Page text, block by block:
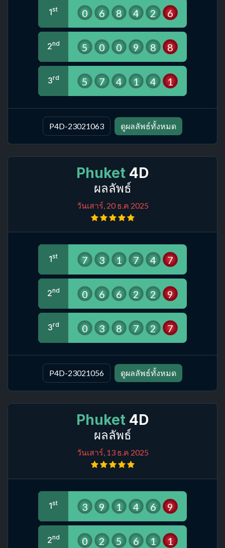
1st 0 6 8 4 2 6
2nd 5 0 0 9 8 8
3rd 5 7 4 1 4 1
P4D-23021063 ดูผลลัพธ์ทั้งหมด
Phuket 4D
ผลลัพธ์
วันเสาร์, 20 ธ.ค 2025
1st 7 3 1 7 4 7
2nd 0 6 6 2 2 9
3rd 0 3 8 7 2 7
P4D-23021056 ดูผลลัพธ์ทั้งหมด
Phuket 4D
ผลลัพธ์
วันเสาร์, 13 ธ.ค 2025
1st 3 9 1 4 6 9
2nd 0 2 5 6 1 1